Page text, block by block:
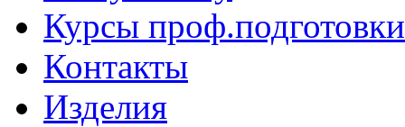
Курсы проф.подготовки
Контакты
Изделия